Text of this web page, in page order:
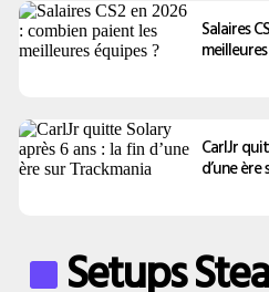
Salaires
CarlJr
d’une
Setups